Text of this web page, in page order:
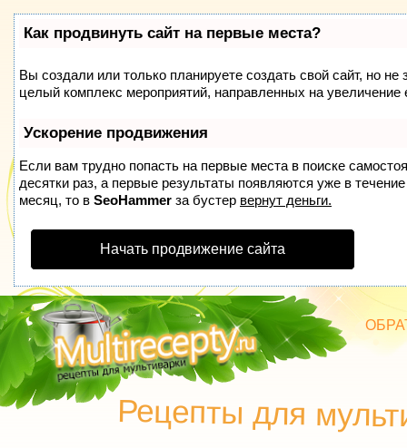
Как продвинуть сайт на первые места?
Вы создали или только планируете создать свой сайт, но
целый комплекс мероприятий, направленных на
Ускорение продвижения
Если вам трудно попасть на первые места в поиске
десятки раз, а первые результаты появляются уже в
месяц, то в SeoHammer за бустер вернут деньги.
Начать продвижение сайта
Рецепты для